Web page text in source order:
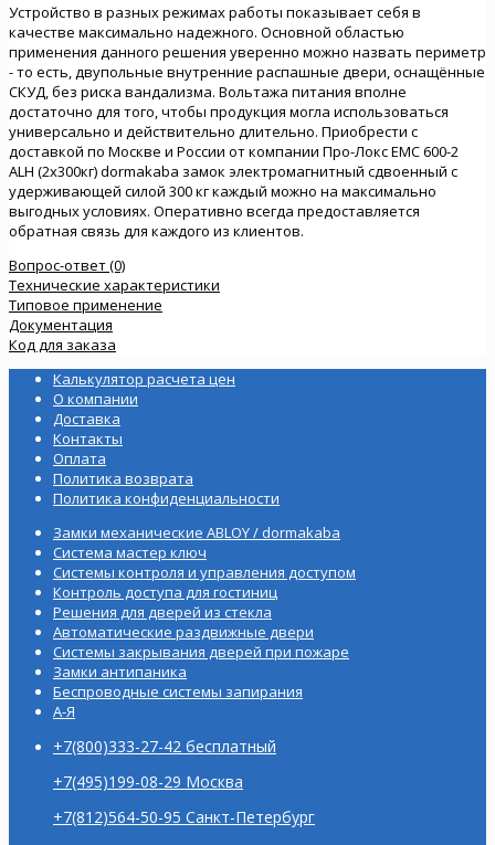
Устройство в разных режимах работы показывает себя в
качестве максимально надежного. Основной областью
применения данного решения уверенно можно назвать периметр
- то есть, двупольные внутренние распашные двери, оснащённые
СКУД, без риска вандализма. Вольтажа питания вполне
достаточно для того, чтобы продукция могла использоваться
универсально и действительно длительно. Приобрести с
доставкой по Москве и России от компании Про-Локс EMC 600-2
ALH (2х300кг) dormakaba замок электромагнитный сдвоенный с
удерживающей силой 300 кг каждый можно на максимально
выгодных условиях. Оперативно всегда предоставляется
обратная связь для каждого из клиентов.
Вопрос-ответ (0)
Технические характеристики
Типовое применение
Документация
Код для заказа
Калькулятор расчета цен
О компании
Доставка
Контакты
Оплата
Политика возврата
Политика конфиденциальности
Замки механические ABLOY / dormakaba
Система мастер ключ
Системы контроля и управления доступом
Контроль доступа для гостиниц
Решения для дверей из стекла
Автоматические раздвижные двери
Системы закрывания дверей при пожаре
Замки антипаника
Беспроводные системы запирания
А-Я
+7(800)333-27-42 бесплатный
+7(495)199-08-29 Москва
+7(812)564-50-95 Санкт-Петербург